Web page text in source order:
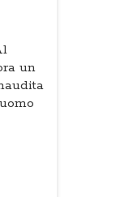
un